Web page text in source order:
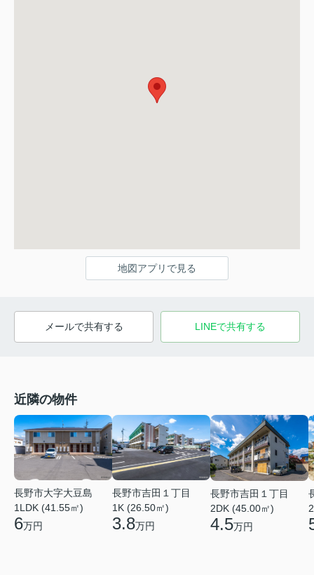
地図アプリで見る
メールで共有する LINEで共有する
近隣の物件
長野市大字大豆島
1LDK (41.55㎡)
6万円
長野市吉田１丁目
1K (26.50㎡)
3.8万円
長野市吉田１丁目
2DK (45.00㎡)
4.5万円